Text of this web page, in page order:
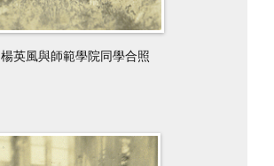
楊英風與師範學院同學合照